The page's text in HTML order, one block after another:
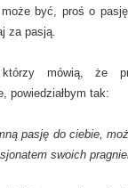
być, proś o
za pasją.
którzy mówią, że
powiedziałbym tak:
pasję do ciebie,
swoich